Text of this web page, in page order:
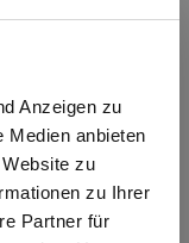
Anzeigen zu
Medien anbieten
zu
zu Ihrer
Partner für